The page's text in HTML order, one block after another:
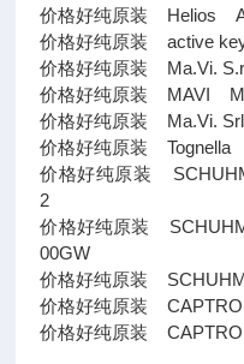
价格好纯原装
价格好纯原装
价格好纯原装
价格好纯原装
价格好纯原装
价格好纯原装
价格好纯原装
2
价格好纯原装
00GW
价格好纯原装
价格好纯原装
价格好纯原装